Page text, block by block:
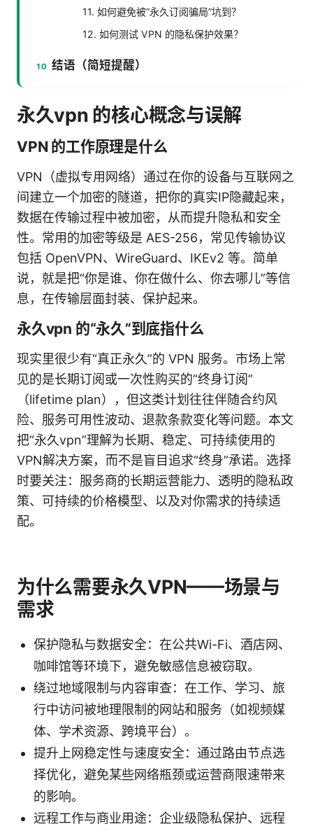
11. 如何避免被“永久订阅骗局”坑到？
12. 如何测试 VPN 的隐私保护效果？
结语（简短提醒）
永久vpn 的核心概念与误解
VPN 的工作原理是什么
VPN（虚拟专用网络）通过在你的设备与互联网之
间建立一个加密的隧道，把你的真实IP隐藏起来，
数据在传输过程中被加密，从而提升隐私和安全
性。常用的加密等级是 AES-256，常见传输协议
包括 OpenVPN、WireGuard、IKEv2 等。简单
说，就是把“你是谁、你在做什么、你去哪儿”等信
息，在传输层面封装、保护起来。
永久vpn 的“永久”到底指什么
现实里很少有“真正永久”的 VPN 服务。市场上常
见的是长期订阅或一次性购买的“终身订阅”
（lifetime plan），但这类计划往往伴随合约风
险、服务可用性波动、退款条款变化等问题。本文
把“永久vpn”理解为长期、稳定、可持续使用的
VPN解决方案，而不是盲目追求“终身”承诺。选择
时要关注：服务商的长期运营能力、透明的隐私政
策、可持续的价格模型、以及对你需求的持续适
配。
为什么需要永久VPN——场景与
需求
保护隐私与数据安全：在公共Wi-Fi、酒店网、
咖啡馆等环境下，避免敏感信息被窃取。
绕过地域限制与内容审查：在工作、学习、旅
行中访问被地理限制的网站和服务（如视频媒
体、学术资源、跨境平台）。
提升上网稳定性与速度安全：通过路由节点选
择优化，避免某些网络瓶颈或运营商限速带来
的影响。
远程工作与商业用途：企业级隐私保护、远程